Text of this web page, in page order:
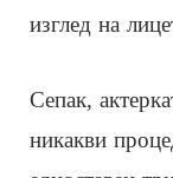
изглед на
Сепак,
никакви